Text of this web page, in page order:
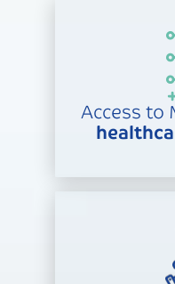
Access to